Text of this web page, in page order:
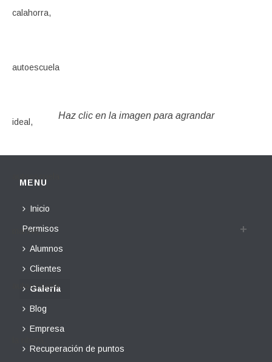
Haz clic en la imagen para agrandar
MENU
Inicio
Permisos
Alumnos
Clientes
Galería
Blog
Empresa
Recuperación de puntos